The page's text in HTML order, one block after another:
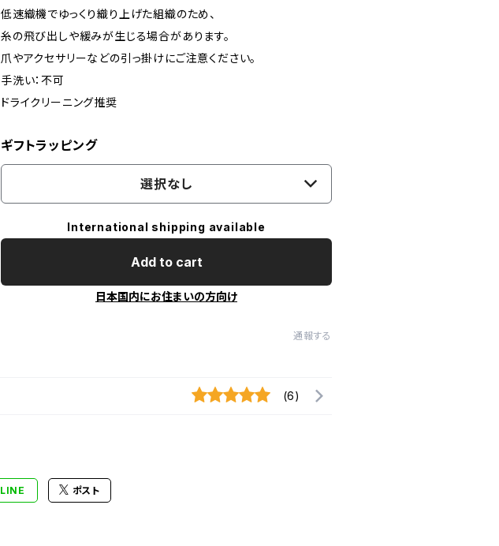
低速織機でゆっくり織り上げた組織のため、
糸の飛び出しや緩みが生じる場合があります。
爪やアクセサリーなどの引っ掛けにご注意ください。
手洗い：不可
ドライクリーニング推奨
ギフトラッピング
選択なし
International shipping available
Add to cart
日本国内にお住まいの方向け
通報する
(6)
LINE ポスト